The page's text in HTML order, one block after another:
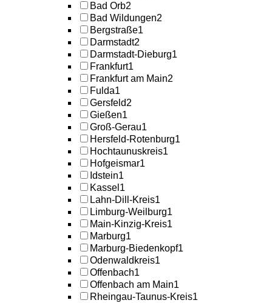
Bad Orb2
Bad Wildungen2
Bergstraße1
Darmstadt2
Darmstadt-Dieburg1
Frankfurt1
Frankfurt am Main2
Fulda1
Gersfeld2
Gießen1
Groß-Gerau1
Hersfeld-Rotenburg1
Hochtaunuskreis1
Hofgeismar1
Idstein1
Kassel 1
Lahn-Dill-Kreis1
Limburg-Weilburg1
Main-Kinzig-Kreis1
Marburg1
Marburg-Biedenkopf1
Odenwaldkreis1
Offenbach1
Offenbach am Main1
Rheingau-Taunus-Kreis1